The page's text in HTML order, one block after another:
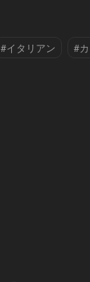
#イタリアン
#